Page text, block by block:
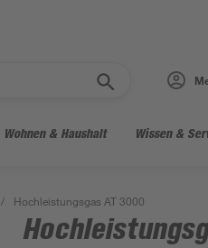
Wohnen & Haushalt Wissen &
/ Hochleistungsgas AT 3000